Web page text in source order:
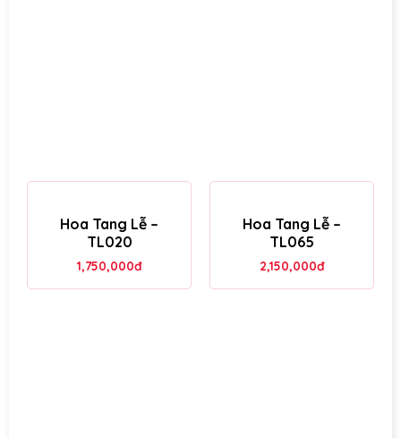
Hoa Tang Lễ –
TL020
1,750,000đ
Hoa Tang Lễ –
TL065
2,150,000đ